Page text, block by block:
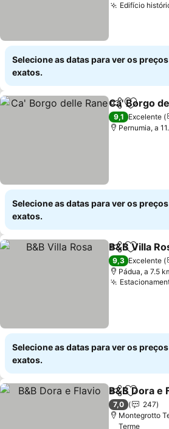
Edifício
Selecione as datas para ver os preços
exatos.
Partilhar
Ca' Borgo
9,1 Excelente
Pernumia, a
Selecione as datas para ver os preços
exatos.
Partilhar
B&B Villa
9,3 Excelente
Pádua, a 7.5
Selecione as datas para ver os preços
exatos.
Partilhar
B&B Dora e
7,0
247
Montegrotto
Terme